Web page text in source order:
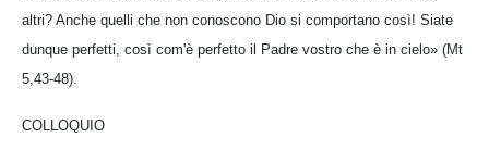
altri? Anche quelli che non conoscono Dio si comportano così! Siate
dunque perfetti, così com'è perfetto il Padre vostro che è in cielo» (Mt
5,43-48).
COLLOQUIO